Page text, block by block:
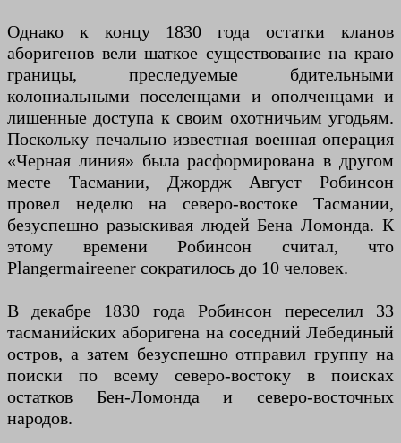
Однако к концу 1830 года остатки кланов
аборигенов вели шаткое существование на краю
границы, преследуемые бдительными
колониальными поселенцами и ополченцами и
лишенные доступа к своим охотничьим угодьям.
Поскольку печально известная военная операция
«Черная линия» была расформирована в другом
месте Тасмании, Джордж Август Робинсон
провел неделю на северо-востоке Тасмании,
безуспешно разыскивая людей Бена Ломонда. К
этому времени Робинсон считал, что
Plangermaireener сократилось до 10 человек.
В декабре 1830 года Робинсон переселил 33
тасманийских аборигена на соседний Лебединый
остров, а затем безуспешно отправил группу на
поиски по всему северо-востоку в поисках
остатков Бен-Ломонда и северо-восточных
народов.